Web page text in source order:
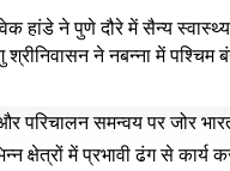
हांडे ने पुणे दौरे में सैन्य स्वास्थ्य
ने नबन्ना में पश्चिम
परिचालन समन्वय पर जोर
क्षेत्रों में प्रभावी ढंग से कार्य